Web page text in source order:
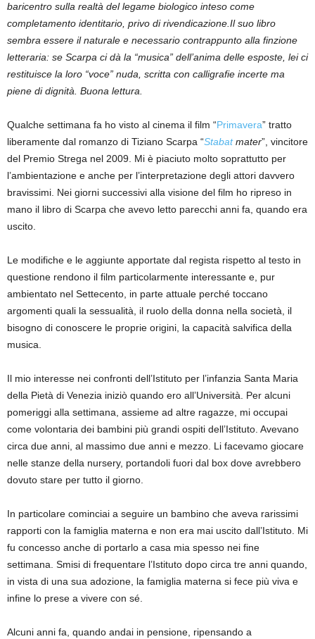
baricentro sulla realtà del legame biologico inteso come
completamento identitario, privo di rivendicazione.Il suo libro
sembra essere il naturale e necessario contrappunto alla finzione
letteraria: se Scarpa ci dà la “musica” dell’anima delle esposte, lei ci
restituisce la loro “voce” nuda, scritta con calligrafie incerte ma
piene di dignità. Buona lettura.
Qualche settimana fa ho visto al cinema il film “Primavera” tratto
liberamente dal romanzo di Tiziano Scarpa “Stabatmater”, vincitore
del Premio Strega nel 2009. Mi è piaciuto molto soprattutto per
l’ambientazione e anche per l’interpretazione degli attori davvero
bravissimi. Nei giorni successivi alla visione del film ho ripreso in
mano il libro di Scarpa che avevo letto parecchi anni fa, quando era
uscito.
Le modifiche e le aggiunte apportate dal regista rispetto al testo in
questione rendono il film particolarmente interessante e, pur
ambientato nel Settecento, in parte attuale perché toccano
argomenti quali la sessualità, il ruolo della donna nella società, il
bisogno di conoscere le proprie origini, la capacità salvifica della
musica.
Il mio interesse nei confronti dell’Istituto per l’infanzia Santa Maria
della Pietà di Venezia iniziò quando ero all’Università. Per alcuni
pomeriggi alla settimana, assieme ad altre ragazze, mi occupai
come volontaria dei bambini più grandi ospiti dell’Istituto. Avevano
circa due anni, al massimo due anni e mezzo. Li facevamo giocare
nelle stanze della nursery, portandoli fuori dal box dove avrebbero
dovuto stare per tutto il giorno.
In particolare cominciai a seguire un bambino che aveva rarissimi
rapporti con la famiglia materna e non era mai uscito dall’Istituto. Mi
fu concesso anche di portarlo a casa mia spesso nei fine
settimana. Smisi di frequentare l’Istituto dopo circa tre anni quando,
in vista di una sua adozione, la famiglia materna si fece più viva e
infine lo prese a vivere con sé.
Alcuni anni fa, quando andai in pensione, ripensando a